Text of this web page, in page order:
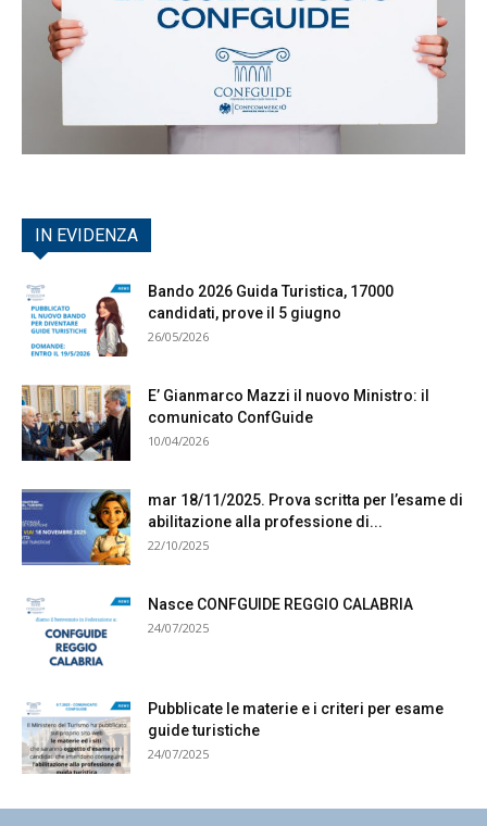
IN EVIDENZA
Bando 2026 Guida Turistica, 17000
candidati, prove il 5 giugno
26/05/2026
E’ Gianmarco Mazzi il nuovo Ministro: il
comunicato ConfGuide
10/04/2026
mar 18/11/2025. Prova scritta per l’esame di
abilitazione alla professione di...
22/10/2025
Nasce CONFGUIDE REGGIO CALABRIA
24/07/2025
Pubblicate le materie e i criteri per esame
guide turistiche
24/07/2025